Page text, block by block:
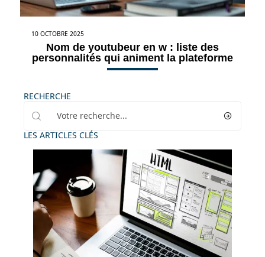
10 OCTOBRE 2025
Nom de youtubeur en w : liste des
personnalités qui animent la plateforme
RECHERCHE
LES ARTICLES CLÉS